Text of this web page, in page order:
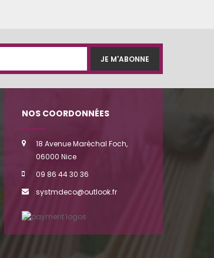
JE M'ABONNE
NOS COORDONNÉES
18 Avenue Maréchal Foch,
06000 Nice
09 86 44 30 36
systmdeco@outlook.fr